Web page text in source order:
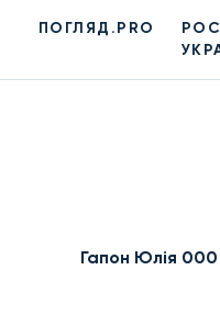
ПОГЛЯД.PRO
Гапон Юлія 000